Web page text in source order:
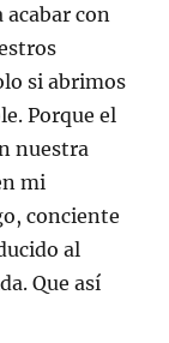
con
si abrimos
Porque el
nuestra
mi
conciente
al
Que así